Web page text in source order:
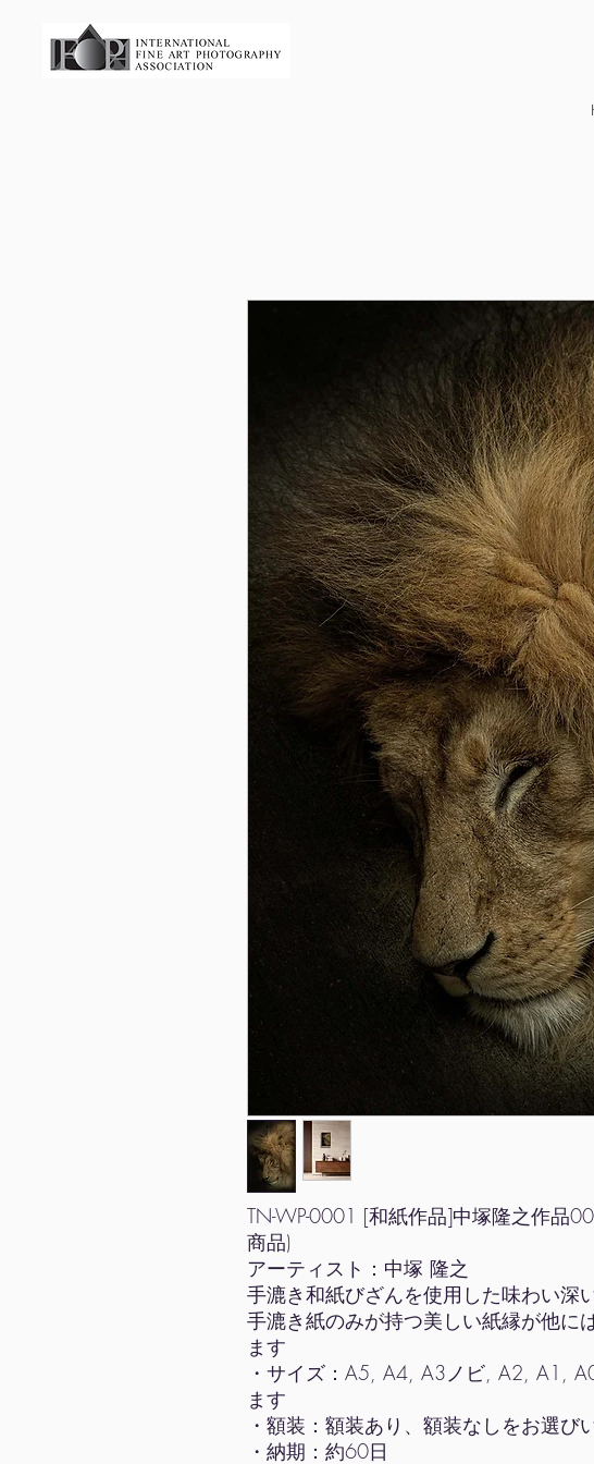
TN-WP-0001 [和紙作品]中塚隆之作品
商品)
アーティスト：中塚 隆之
手漉き和紙びざんを使用した味わい深
手漉き紙のみが持つ美しい紙縁が他に
ます
・サイズ：A5, A4, A3ノビ, A2, A1,
ます
・額装：額装あり、額装なしをお選び
・納期：約60日